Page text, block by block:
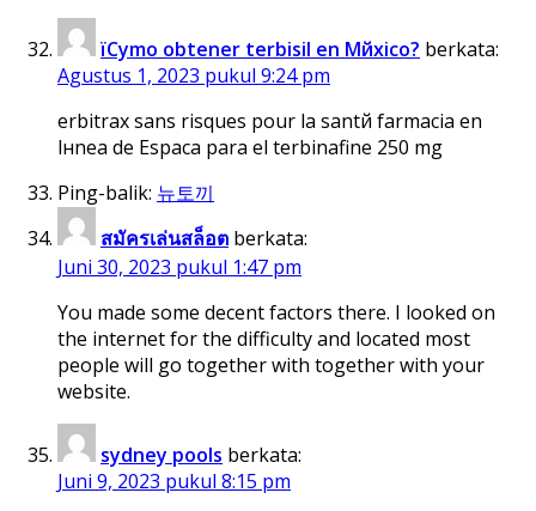
їCуmo obtener terbisil en Mйxico? berkata:
Agustus 1, 2023 pukul 9:24 pm
erbitrax sans risques pour la santй farmacia en
lнnea de Espaсa para el terbinafine 250 mg
Ping-balik: 뉴토끼
สมัครเล่นสล็อต berkata:
Juni 30, 2023 pukul 1:47 pm
You made some decent factors there. I looked on
the internet for the difficulty and located most
people will go together with together with your
website.
sydney pools berkata:
Juni 9, 2023 pukul 8:15 pm